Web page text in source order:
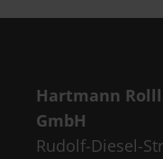
Hartmann
GmbH
Rudolf-Diesel-